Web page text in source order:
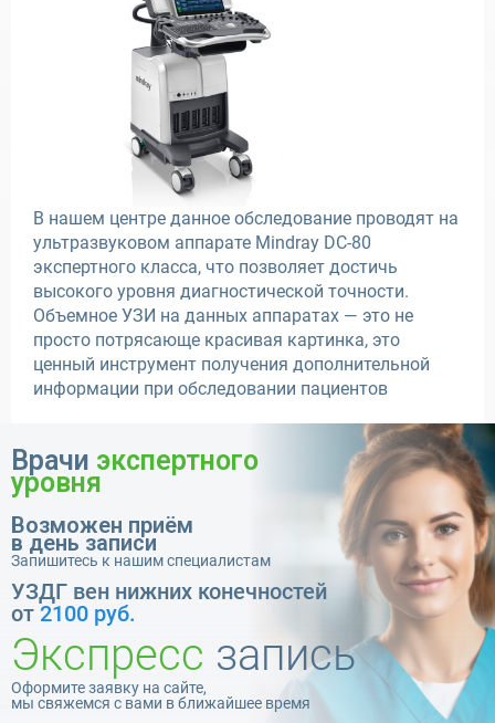
Врачи экспертного
уровня
Возможен приём
в день записи
Запишитесь к нашим специалистам
УЗДГ вен нижних конечностей
от 2100 руб.
Экспресс запись
Оформите заявку на сайте,
мы свяжемся с вами в ближайшее время
В нашем центре данное обследование проводят на
ультразвуковом аппарате Mindray DC-80
экспертного класса, что позволяет достичь
высокого уровня диагностической точности.
Объемное УЗИ на данных аппаратах — это не
просто потрясающе красивая картинка, это
ценный инструмент получения дополнительной
информации при обследовании пациентов